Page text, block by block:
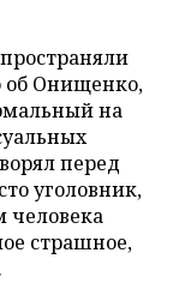
об Онищенко,
на
перед
уголовник,
человека
страшное,